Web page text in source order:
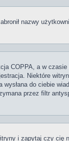
nazwy
COPPA, a w
Niektóre
do ciebie
przez filtr
i zapytaj czy cię